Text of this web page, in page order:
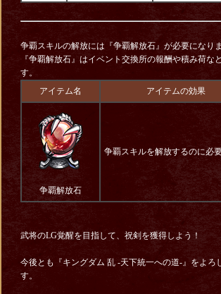
争覇スキルの解放には『争覇解放石』が必要になりま
『争覇解放石』はイベント交換所の報酬や積み荷な
す。
アイテム名
アイテムの効果
争覇解放石
争覇スキルを解放するのに必要
武将のLG覚醒を目指して、祝剣を獲得しよう！
今後とも『キングダム 乱 -天下統一への道-』をよろ
す。